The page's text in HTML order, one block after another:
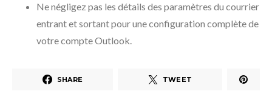
Ne négligez pas les détails des paramètres du courrier
entrant et sortant pour une configuration complète de
votre compte Outlook.
SHARE TWEET